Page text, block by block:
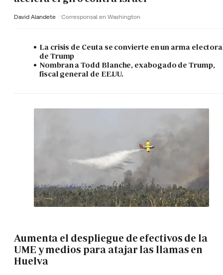
David Alandete Corresponsal en Washington
La crisis de Ceuta se convierte en un arma
de Trump
Nombran a Todd Blanche, exabogado de Trump,
fiscal general de EE.UU.
Aumenta el despliegue de efectivos de la
UME y medios para atajar las llamas en
Huelva